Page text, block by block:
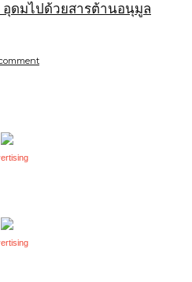
ดมไปด้วยสารต้านอนุมูล